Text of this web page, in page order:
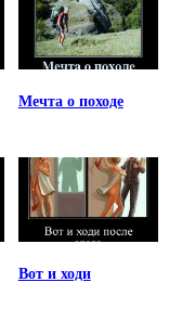
Мечта о походе
Вот и ходи